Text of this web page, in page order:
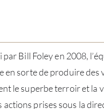
par Bill Foley en 2008,
en sorte de produire des
le superbe terroir et la
actions prises sous la